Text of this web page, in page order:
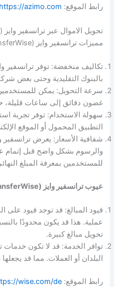
رابط الموقع: azimo.com/
تحويل الاموال عبر ترانسفير وايز (TransferWise) في المانيا
مميزات ترانسفير وايز (TransferWise):
تكاليف منخفضة: توفر ترانسفير
بالبنوك التقليدية وحتى بعض
سرعة التحويل: يمكن
غضون دقائق إلى ساعات
سهولة الاستخدام: توفر تجربة
التطبيق المحمول أو الموقع
شفافية الأسعار: يعرض
والرسوم بشكل واضح قبل إتمام
للمستخدمين بمعرفة المبلغ
عيوب ترانسفير وايز (TransferWise):
قيود المبالغ: قد توجد قيود على
عملية. هذا قد يكون محدودًا
تحويل مبالغ كبيرة.
توافر الخدمة: قد لا تكون خدمات
البلدان أو العملات. مما قد
رابط الموقع:wise.com/de/